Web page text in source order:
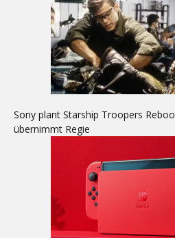
Sony plant Starship Troopers
übernimmt Regie